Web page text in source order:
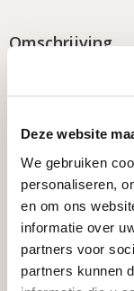
Deze website
We gebruiken
personaliseren,
en om ons
informatie over
partners voor
partners kunnen
Omschrijving
Het bezit bestaat
de Gedempte
vastgoedobjecten
kantoorruimtes,
De Peperstraat is
het
hierdoor aan de
Lees meer
Details